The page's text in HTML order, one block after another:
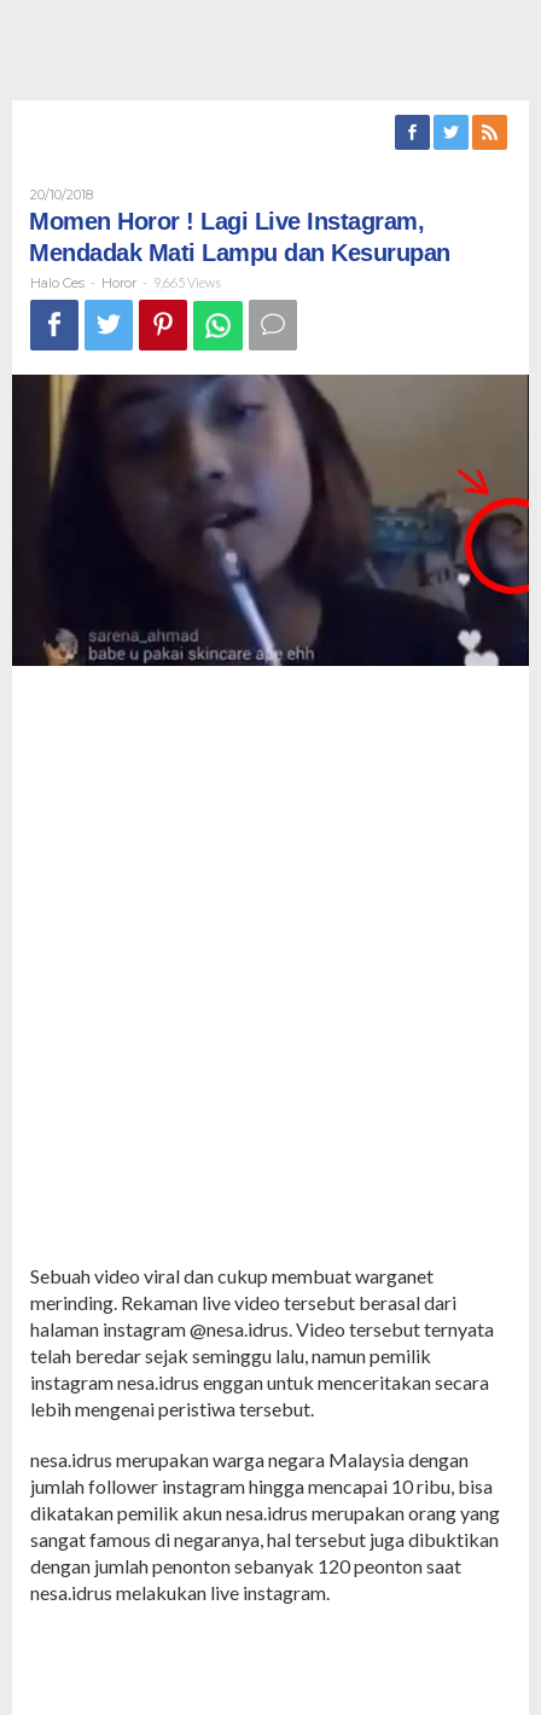
20/10/2018Oleh
Halo
Ces
Momen Horor ! Lagi Live Instagram,
Mendadak Mati Lampu dan Kesurupan
Halo Ces - Horor - 9,665 Views
Sebuah video viral dan cukup membuat warganet
merinding. Rekaman live video tersebut berasal dari
halaman instagram @nesa.idrus. Video tersebut ternyata
telah beredar sejak seminggu lalu, namun pemilik
instagram nesa.idrus enggan untuk menceritakan secara
lebih mengenai peristiwa tersebut.
nesa.idrus merupakan warga negara Malaysia dengan
jumlah follower instagram hingga mencapai 10 ribu, bisa
dikatakan pemilik akun nesa.idrus merupakan orang yang
sangat famous di negaranya, hal tersebut juga dibuktikan
dengan jumlah penonton sebanyak 120 peonton saat
nesa.idrus melakukan live instagram.